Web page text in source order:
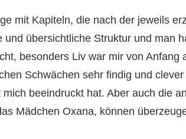
mit Kapiteln, die nach der jeweils
übersichtliche Struktur und man
besonders Liv war mir von Anfang
Schwächen sehr findig und
beeindruckt hat. Aber auch die
Mädchen Oxana, können